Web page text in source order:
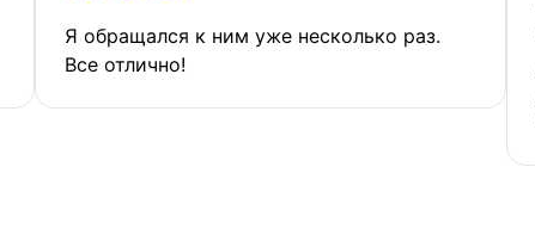
Я обращался к ним уже несколько раз.
Все отлично!